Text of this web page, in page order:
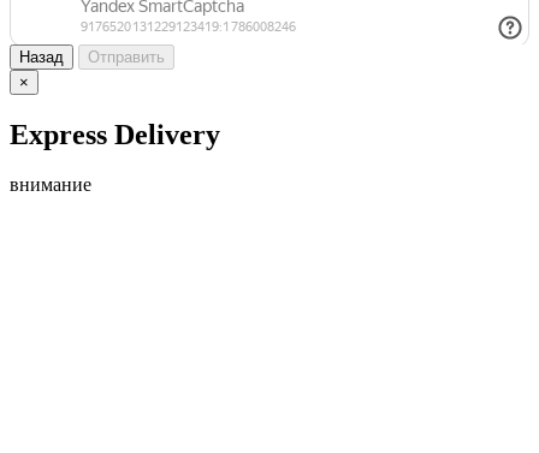
Назад
Отправить
×
Express Delivery
внимание